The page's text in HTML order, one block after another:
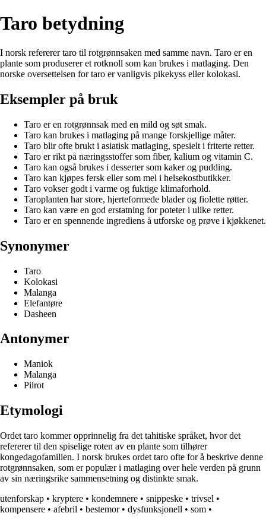
Taro betydning
I norsk refererer taro til rotgrønnsaken med samme navn. Taro er en
plante som produserer et rotknoll som kan brukes i matlaging. Den
norske oversettelsen for taro er vanligvis pikekyss eller kolokasi.
Eksempler på bruk
Taro er en rotgrønnsak med en mild og søt smak.
Taro kan brukes i matlaging på mange forskjellige måter.
Taro blir ofte brukt i asiatisk matlaging, spesielt i friterte retter.
Taro er rikt på næringsstoffer som fiber, kalium og vitamin C.
Taro kan også brukes i desserter som kaker og pudding.
Taro kan kjøpes fersk eller som mel i helsekostbutikker.
Taro vokser godt i varme og fuktige klimaforhold.
Taroplanten har store, hjerteformede blader og fiolette røtter.
Taro kan være en god erstatning for poteter i ulike retter.
Taro er en spennende ingrediens å utforske og prøve i kjøkkenet.
Synonymer
Taro
Kolokasi
Malanga
Elefantøre
Dasheen
Antonymer
Maniok
Malanga
Pilrot
Etymologi
Ordet taro kommer opprinnelig fra det tahitiske språket, hvor det
refererer til den spiselige roten av en plante som tilhører
kongedagofamilien. I norsk brukes ordet taro ofte for å beskrive denne
rotgrønnsaken, som er populær i matlaging over hele verden på grunn
av sin næringsrike sammensetning og distinkte smak.
utenforskap • kryptere • kondemnere • snippeske • trivsel •
kompensere • afebril • bestemor• dysfunksjonell • som •